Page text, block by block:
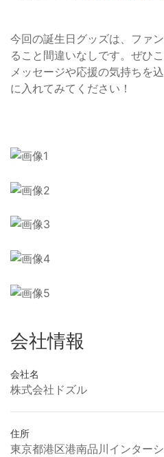
今回の誕生日グッズは、ファ
ること間違いなしです。ぜひ
メッセージや応援の気持ちを
に入れてみてください！
会社情報
会社名
株式会社ドズル
住所
東京都港区港南品川インター